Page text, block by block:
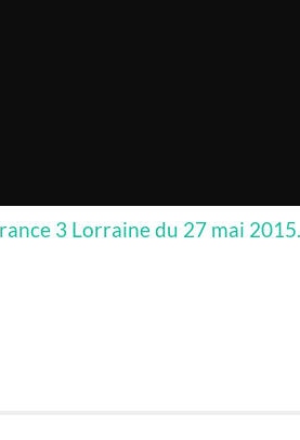
3 Lorraine du 27 mai 2015…